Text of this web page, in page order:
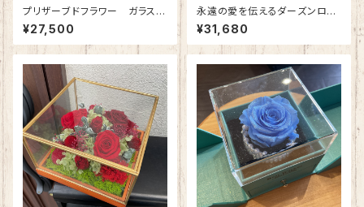
プリザーブドフラワー ガラスケ
ース(正方形・大) アンティークピ
ンク
¥27,500
永遠の愛を伝えるダーズンロー
ズ｜12本の赤バラのプリザーブ
ドフラワー花束（プロポーズ専
用） ※受注生産（約３週間）
¥31,680